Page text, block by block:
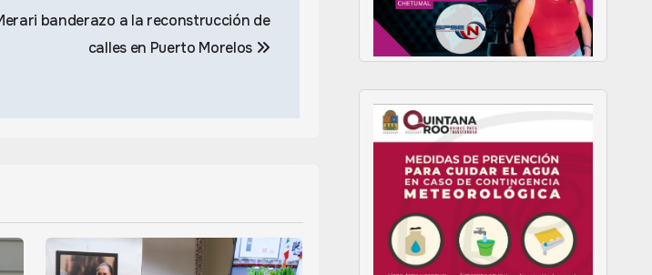
banderazo a la reconstrucción de
calles en Puerto Morelos